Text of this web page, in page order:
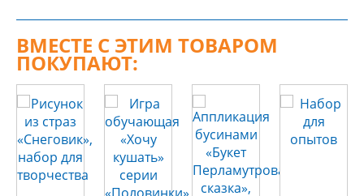
ВМЕСТЕ С ЭТИМ ТОВАРОМ
ПОКУПАЮТ: